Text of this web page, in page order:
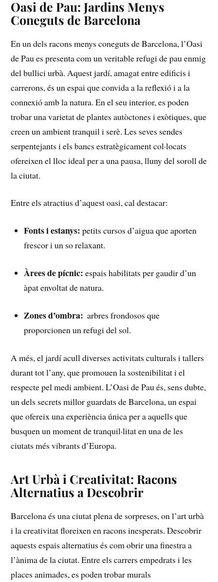
Oasi de Pau: Jardins Menys
Coneguts‍ de Barcelona
En ⁢un dels‍ racons menys coneguts⁣ de Barcelona, ⁣l’Oasi
de ‌Pau es ‌presenta com un veritable refugi de pau⁣ enmig
del bullici urbà. Aquest jardí, amagat entre edificis i
carrerons, és un espai ‌que‌ convida⁤ a⁢ la ⁤reflexió i a la
⁤connexió amb⁤ la natura. En el ⁢seu interior,⁣ es poden
trobar una varietat de plantes autòctones‍ i exòtiques, ⁤que
creen un ambient ‍tranquil i‌ serè. Les seves ⁤sendes
serpentejants ⁤i els bancs estratègicament col·locats
ofereixen el lloc ideal per​ a una pausa, lluny ‍del ⁢soroll de
la ciutat.
Entre els atractius d’aquest ⁤oasi, cal destacar:
Fonts i estanys: petits cursos d’aigua que aporten
frescor i un⁢ so relaxant.
Àrees de pícnic: espais habilitats per gaudir d’un
àpat envoltat de natura.
Zones d’ombra: ⁤ arbres frondosos⁣ que⁢
proporcionen un refugi del sol.
A més, el jardí acull⁤ diverses activitats culturals i tallers
durant tot l’any, ⁤que promouen la sostenibilitat i el
respecte pel medi ambient. L’Oasi de Pau és, sens dubte,
un dels secrets millor guardats de Barcelona, un espai⁢
que ofereix una experiència única⁣ per a aquells que
busquen un moment de tranquil·litat en una de les
ciutats ‌més vibrants d’Europa.
Art ⁣Urbà ‌i Creativitat: Racons
Alternatius a Descobrir
Barcelona és una ⁣ciutat ‌plena⁣ de sorpreses, on l’art urbà
i la creativitat‍ floreixen en⁣ racons inesperats.‍ Descobrir
aquests espais alternatius és com obrir una finestra a
l’ànima de‍ la ciutat. Entre els carrers empedrats i les​
places ⁢animades, es poden trobar murals